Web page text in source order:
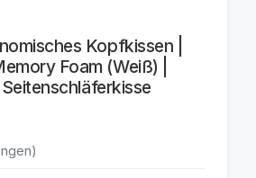
Kopfkissen |
Foam (Weiß) |